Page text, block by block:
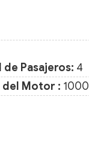
Pasajeros: 4
del Motor : 1000